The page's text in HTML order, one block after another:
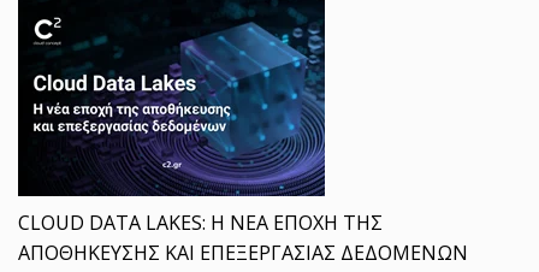
CLOUD DATA LAKES: Η ΝΕΑ ΕΠΟΧΗ ΤΗΣ
ΑΠΟΘΗΚΕΥΣΗΣ ΚΑΙ ΕΠΕΞΕΡΓΑΣΙΑΣ ΔΕΔΟΜΕΝΩΝ